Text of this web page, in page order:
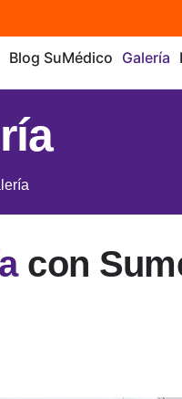
Blog SuMédico Galería
con